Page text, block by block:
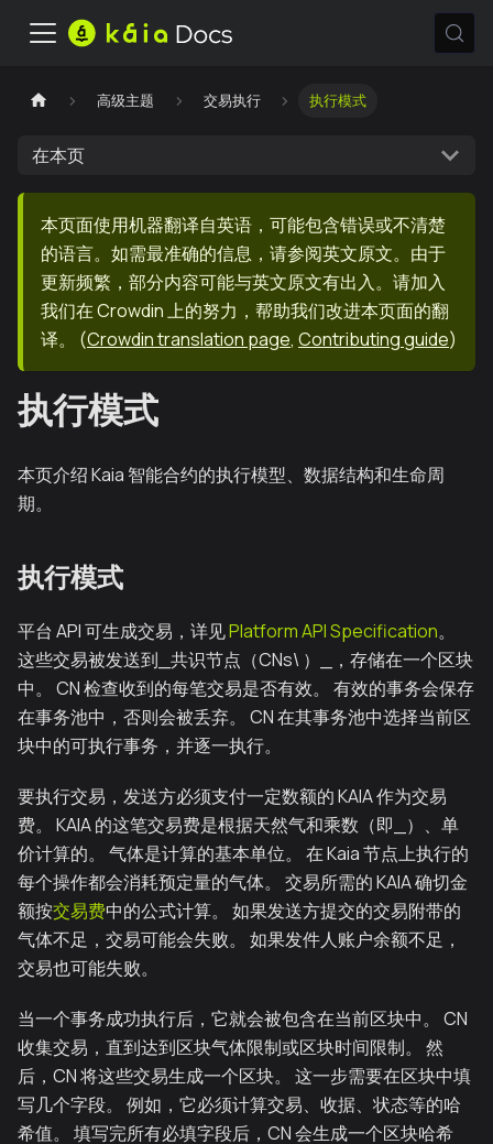
高级主题 交易执行 执行模式
在本页
本页面使用机器翻译自英语，可能包含错误或不清楚
的语言。如需最准确的信息，请参阅英文原文。由于
更新频繁，部分内容可能与英文原文有出入。请加入
我们在 Crowdin 上的努力，帮助我们改进本页面的翻
译。
(Crowdin translation page, Contributing guide)
执行模式
本页介绍 Kaia 智能合约的执行模型、数据结构和生命周
期。
执行模式
平台 API 可生成交易，详见Platform API Specification。
这些交易被发送到_共识节点（CNs\ ）_，存储在一个区块
中。 CN 检查收到的每笔交易是否有效。 有效的事务会保存
在事务池中，否则会被丢弃。 CN 在其事务池中选择当前区
块中的可执行事务，并逐一执行。
要执行交易，发送方必须支付一定数额的 KAIA 作为交易
费。 KAIA 的这笔交易费是根据天然气和乘数（即_）、单
价计算的。 气体是计算的基本单位。 在 Kaia 节点上执行的
每个操作都会消耗预定量的气体。 交易所需的 KAIA 确切金
额按交易费中的公式计算。 如果发送方提交的交易附带的
气体不足，交易可能会失败。 如果发件人账户余额不足，
交易也可能失败。
当一个事务成功执行后，它就会被包含在当前区块中。 CN
收集交易，直到达到区块气体限制或区块时间限制。 然
后，CN 将这些交易生成一个区块。 这一步需要在区块中填
写几个字段。 例如，它必须计算交易、收据、状态等的哈
希值。 填写完所有必填字段后，CN 会生成一个区块哈希